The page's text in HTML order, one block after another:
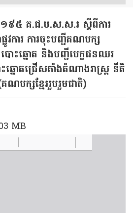
៩៥ គ.ជ.ប.ស.ស.រ ស្តីពីការ
វការ ការចុះបញ្ជីគណបក្ស
ឆ្នោត និងបញ្ជីបេក្ខជនឈរ
នោតជ្រើសតាំងតំណាងរាស្ត្រ នីតិ
បក្សខ្មែររួបរួមជាតិ)
MB